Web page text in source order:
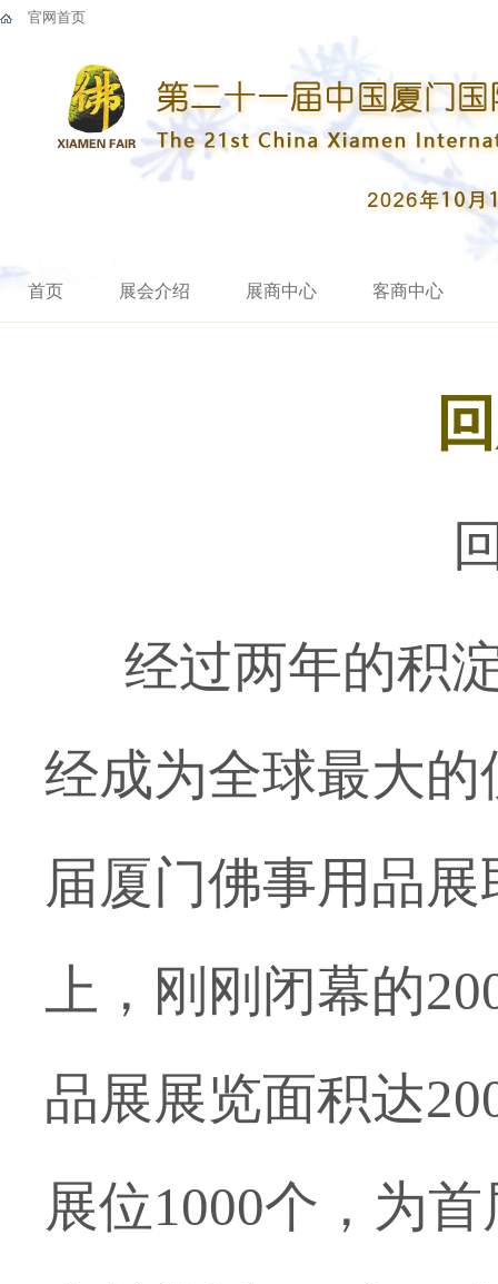
官网首页
首页 展会介绍 展商中心 客商中心
经过两年的积淀
经成为全球最大
届厦门佛事用品
上，刚刚闭幕的
品展展览面积达
展位1000个，为